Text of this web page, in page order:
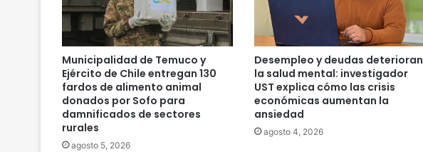
c
e
Q
u
i
n
c
Municipalidad de Temuco y
Ejército de Chile entregan 130
fardos de alimento animal
donados por Sofo para
damnificados de sectores
rurales
agosto 5, 2026
Desempleo y deudas deterioran
la salud mental: investigador
UST explica cómo las crisis
económicas aumentan la
ansiedad
agosto 4, 2026